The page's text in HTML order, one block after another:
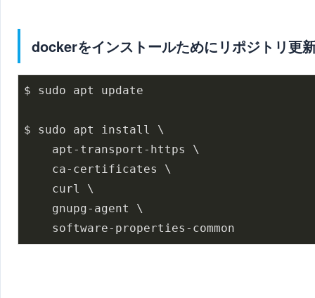
dockerをインストールためにリポジトリ更
$ sudo apt update
$ sudo apt install \
    apt-transport-https \
    ca-certificates \
    curl \
    gnupg-agent \
    software-properties-common